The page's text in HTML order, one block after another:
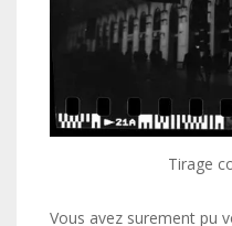
Tirage
Vous avez surement pu